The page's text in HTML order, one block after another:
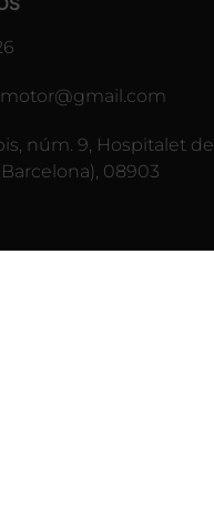
núm. 9, Hospitalet de
08903